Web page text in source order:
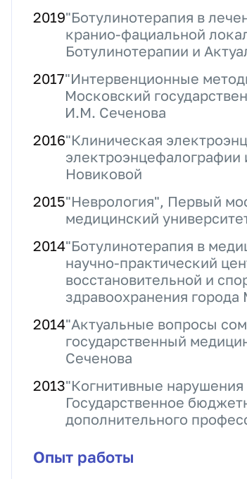
2019"Ботулинотерапия в
кранио-фациальной
Ботулинотерапии и
2017"Интервенционные
Московский
И.М. Сеченова
2016"Клиническая
Новиковой
2015"Неврология", Первый
медицинский
2014"Ботулинотерапия в
научно-практический
восстановительной и
здравоохранения города
2014"Актуальные вопросы
государственный
Сеченова
2013"Когнитивные
Государственное
дополнительного
Опыт работы